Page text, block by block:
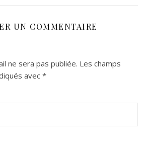
UN COMMENTAIRE
ne sera pas publiée. Les champs
avec *